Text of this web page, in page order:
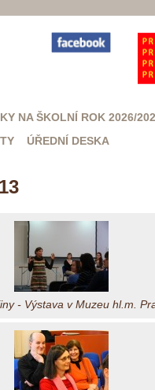
NA ŠKOLNÍ ROK 2026/
ÚŘEDNÍ DESKA
- Výstava v Muzeu hl.m.